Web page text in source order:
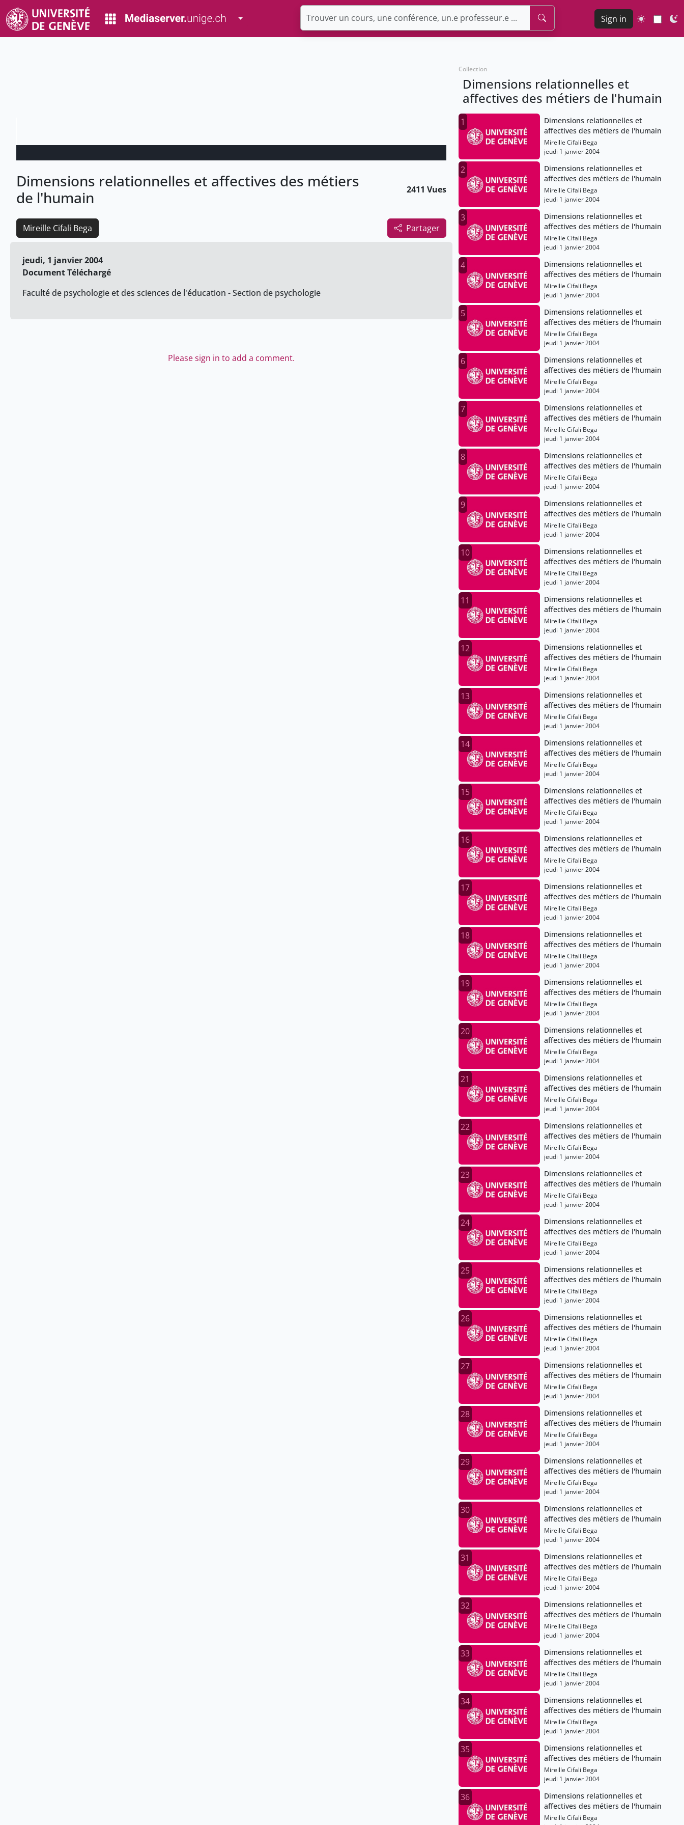
Toggle Dropdown Sign in
Dimensions relationnelles et affectives des métiers
de l'humain
2411 Vues
Partager
Mireille Cifali Bega
jeudi, 1 janvier 2004
Document Téléchargé
Faculté de psychologie et des sciences de l'éducation - Section de psychologie
Please sign in to add a comment.
Collection
Dimensions relationnelles et
affectives des métiers de l'humain
1
Dimensions relationnelles et
affectives des métiers de l'humain
Mireille Cifali Bega
jeudi 1 janvier 2004
2
Dimensions relationnelles et
affectives des métiers de l'humain
Mireille Cifali Bega
jeudi 1 janvier 2004
3
Dimensions relationnelles et
affectives des métiers de l'humain
Mireille Cifali Bega
jeudi 1 janvier 2004
4
Dimensions relationnelles et
affectives des métiers de l'humain
Mireille Cifali Bega
jeudi 1 janvier 2004
5
Dimensions relationnelles et
affectives des métiers de l'humain
Mireille Cifali Bega
jeudi 1 janvier 2004
6
Dimensions relationnelles et
affectives des métiers de l'humain
Mireille Cifali Bega
jeudi 1 janvier 2004
7
Dimensions relationnelles et
affectives des métiers de l'humain
Mireille Cifali Bega
jeudi 1 janvier 2004
8
Dimensions relationnelles et
affectives des métiers de l'humain
Mireille Cifali Bega
jeudi 1 janvier 2004
9
Dimensions relationnelles et
affectives des métiers de l'humain
Mireille Cifali Bega
jeudi 1 janvier 2004
10
Dimensions relationnelles et
affectives des métiers de l'humain
Mireille Cifali Bega
jeudi 1 janvier 2004
11
Dimensions relationnelles et
affectives des métiers de l'humain
Mireille Cifali Bega
jeudi 1 janvier 2004
12
Dimensions relationnelles et
affectives des métiers de l'humain
Mireille Cifali Bega
jeudi 1 janvier 2004
13
Dimensions relationnelles et
affectives des métiers de l'humain
Mireille Cifali Bega
jeudi 1 janvier 2004
14
Dimensions relationnelles et
affectives des métiers de l'humain
Mireille Cifali Bega
jeudi 1 janvier 2004
15
Dimensions relationnelles et
affectives des métiers de l'humain
Mireille Cifali Bega
jeudi 1 janvier 2004
16
Dimensions relationnelles et
affectives des métiers de l'humain
Mireille Cifali Bega
jeudi 1 janvier 2004
17
Dimensions relationnelles et
affectives des métiers de l'humain
Mireille Cifali Bega
jeudi 1 janvier 2004
18
Dimensions relationnelles et
affectives des métiers de l'humain
Mireille Cifali Bega
jeudi 1 janvier 2004
19
Dimensions relationnelles et
affectives des métiers de l'humain
Mireille Cifali Bega
jeudi 1 janvier 2004
20
Dimensions relationnelles et
affectives des métiers de l'humain
Mireille Cifali Bega
jeudi 1 janvier 2004
21
Dimensions relationnelles et
affectives des métiers de l'humain
Mireille Cifali Bega
jeudi 1 janvier 2004
22
Dimensions relationnelles et
affectives des métiers de l'humain
Mireille Cifali Bega
jeudi 1 janvier 2004
23
Dimensions relationnelles et
affectives des métiers de l'humain
Mireille Cifali Bega
jeudi 1 janvier 2004
24
Dimensions relationnelles et
affectives des métiers de l'humain
Mireille Cifali Bega
jeudi 1 janvier 2004
25
Dimensions relationnelles et
affectives des métiers de l'humain
Mireille Cifali Bega
jeudi 1 janvier 2004
26
Dimensions relationnelles et
affectives des métiers de l'humain
Mireille Cifali Bega
jeudi 1 janvier 2004
27
Dimensions relationnelles et
affectives des métiers de l'humain
Mireille Cifali Bega
jeudi 1 janvier 2004
28
Dimensions relationnelles et
affectives des métiers de l'humain
Mireille Cifali Bega
jeudi 1 janvier 2004
29
Dimensions relationnelles et
affectives des métiers de l'humain
Mireille Cifali Bega
jeudi 1 janvier 2004
30
Dimensions relationnelles et
affectives des métiers de l'humain
Mireille Cifali Bega
jeudi 1 janvier 2004
31
Dimensions relationnelles et
affectives des métiers de l'humain
Mireille Cifali Bega
jeudi 1 janvier 2004
32
Dimensions relationnelles et
affectives des métiers de l'humain
Mireille Cifali Bega
jeudi 1 janvier 2004
33
Dimensions relationnelles et
affectives des métiers de l'humain
Mireille Cifali Bega
jeudi 1 janvier 2004
34
Dimensions relationnelles et
affectives des métiers de l'humain
Mireille Cifali Bega
jeudi 1 janvier 2004
35
Dimensions relationnelles et
affectives des métiers de l'humain
Mireille Cifali Bega
jeudi 1 janvier 2004
36
Dimensions relationnelles et
affectives des métiers de l'humain
Mireille Cifali Bega